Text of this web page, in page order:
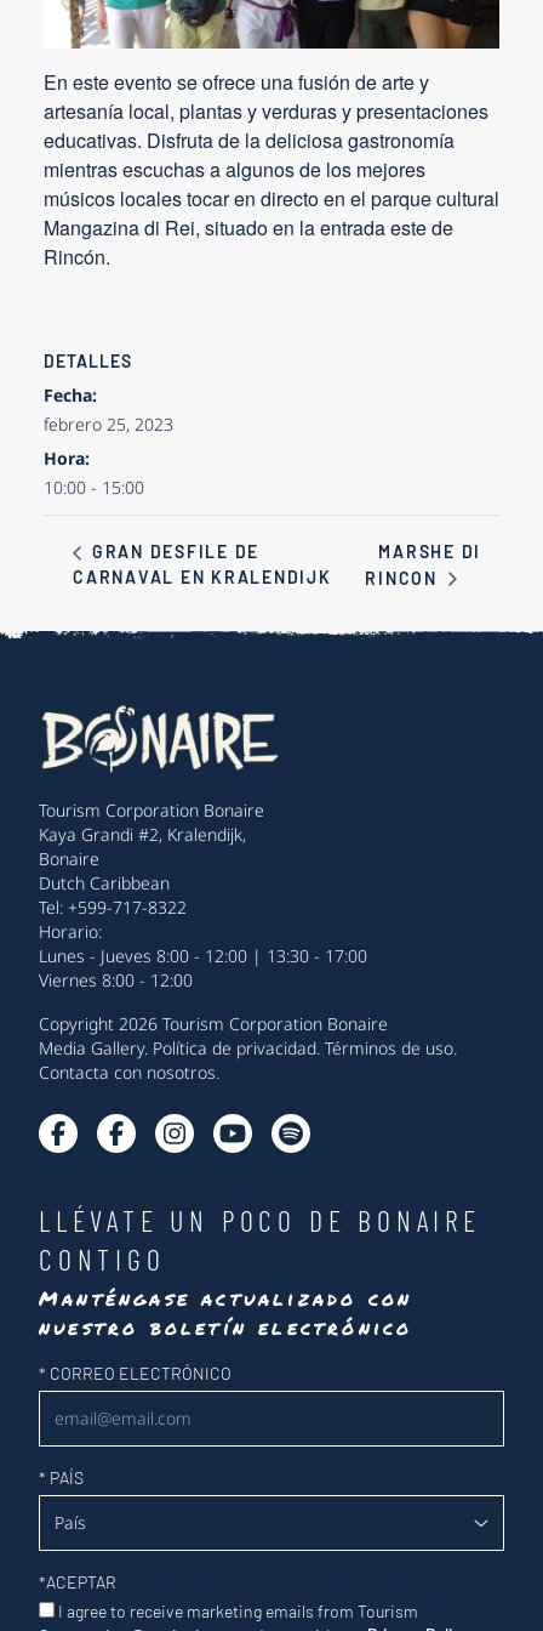
En este evento se ofrece una fusión de arte y
artesanía local, plantas y verduras y presentaciones
educativas. Disfruta de la deliciosa gastronomía
mientras escuchas a algunos de los mejores
músicos locales tocar en directo en el parque cultural
Mangazina di Rei, situado en la entrada este de
Rincón.
DETALLES
Fecha:
febrero 25, 2023
Hora:
10:00 - 15:00
GRAN DESFILE DE
CARNAVAL EN KRALENDIJK
MARSHE DI
RINCON
Tourism Corporation Bonaire
Kaya Grandi #2, Kralendijk,
Bonaire
Dutch Caribbean
Tel: +599-717-8322
Horario:
Lunes - Jueves 8:00 - 12:00 | 13:30 - 17:00
Viernes 8:00 - 12:00
Copyright 2026 Tourism Corporation Bonaire
Media Gallery. Política de privacidad. Términos de uso.
Contacta con nosotros.
LLÉVATE UN POCO DE BONAIRE
CONTIGO
Manténgase actualizado con
nuestro boletín electrónico
Newsletter
* CORREO ELECTRÓNICO
* PAÍS
*ACEPTAR
I agree to receive marketing emails from Tourism